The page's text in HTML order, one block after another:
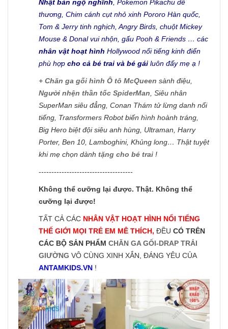
Nhật bản ngộ nghĩnh , Pokemon Pikachu dễ
thương, Chim cánh cụt nhỏ xinh Pororo Hàn quốc,
Tom & Jerry tinh nghịch, Angry Birds, chuột Mickey
Mouse & Donal vui nhộn, gấu Pooh & Friends … các
nhân vật hoạt hình Hollywood nổi tiếng kinh điển
phù hợp cho cả bé trai và bé gái luôn đấy mẹ ạ !
+ Chăn ga gối hình Ô tô McQueen sành điệu,
Người nhện thần tốc SpiderMan , Siêu nhân
SuperMan siêu đẳng, Conan Thám tử lừng danh nổi
tiếng, Transformers Robot biến hình hoành tráng,
Big Hero biệt đội siêu anh hùng, Ultraman, Harry
Porter, Ben 10, Lamboghini, Khủng long… Thật tuyệt
khi mẹ chọn dành tặng cho bé trai !
-------------------------------------
Không thể cưỡng lại được. Thật. Không thể
cưỡng lại được!
TẤT CẢ CÁC NHÂN VẬT HOẠT HÌNH NỔI TIẾNG
THẾ GIỚI MỌI TRẺ EM MÊ THÍCH, ĐỀU CÓ TRÊN
CÁC BỘ SẢN PHẨM CHĂN GA GỐI-DRAP TRẢI
GIƯỜNG VÔ CÙNG XINH XẮN, ĐÁNG YÊU CỦA
ANTAMKIDS.VN !